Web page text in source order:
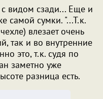
видом сзади... Еще и
самой сумки. "...Т.к.
влезает очень
так и во внутренние
это, т.к. судя по
заметно уже
разница есть.